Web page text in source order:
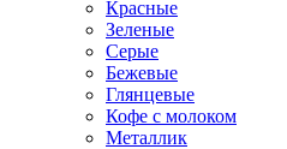
Красные
Зеленые
Серые
Бежевые
Глянцевые
Кофе с молоком
Металлик